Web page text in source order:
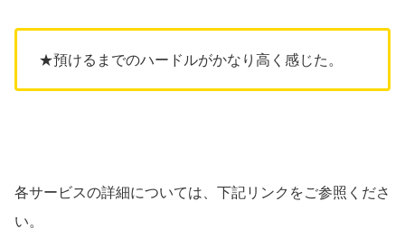
★預けるまでのハードルがかなり高く感じた。
各サービスの詳細については、下記リンクをご参照くださ
い。